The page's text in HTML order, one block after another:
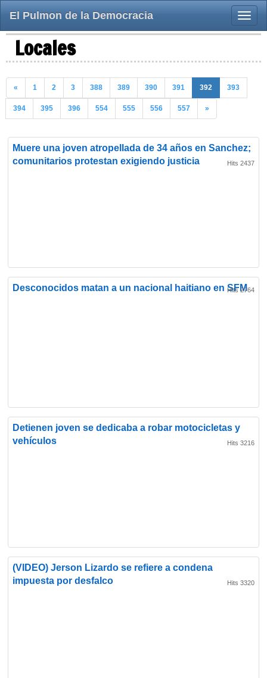
Toggle
El Pulmon de la Democracia
Locales
« 1 2 3 388 389 390 391 392 393
394 395 396 554 555 556 557 »
Muere una joven atropellada de 34 años en Sanchez;
comunitarios protestan exigiendo justicia
Hits 2437
Desconocidos matan a un nacional haitiano en SFM
Hits 2764
Detienen joven se dedicaba a robar motocicletas y
vehículos
Hits 3216
(VIDEO) Jerson Lizardo se refiere a condena
impuesta por desfalco
Hits 3320